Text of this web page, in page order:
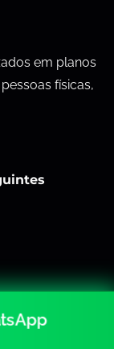
em planos
físicas,